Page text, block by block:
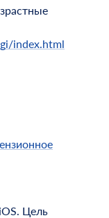
index.html
Цель